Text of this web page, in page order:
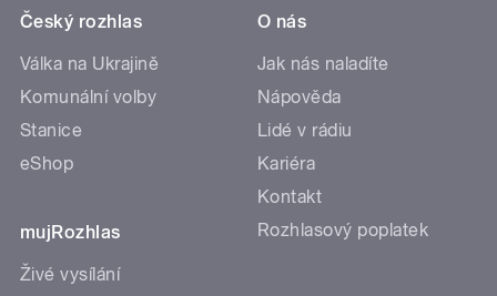
Český rozhlas
Válka na Ukrajině
Komunální volby
Stanice
eShop
mujRozhlas
Živé vysílání
O nás
Jak nás naladíte
Nápověda
Lidé v rádiu
Kariéra
Kontakt
Rozhlasový poplatek